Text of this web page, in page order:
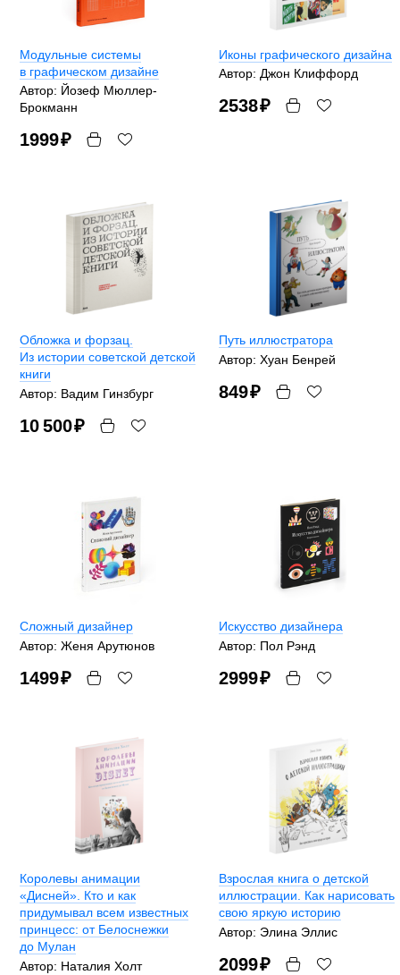
Модульные системы
в графическом дизайне
Автор: Йозеф Мюллер-
Брокманн
1999₽
Иконы графического дизайна
Автор: Джон Клиффорд
2538₽
Обложка и форзац.
Из истории советской детской
книги
Автор: Вадим Гинзбург
10 500₽
Путь иллюстратора
Автор: Хуан Бенрей
849₽
Сложный дизайнер
Автор: Женя Арутюнов
1499₽
Искусство дизайнера
Автор: Пол Рэнд
2999₽
Королевы анимации
«Дисней». Кто и как
придумывал всем известных
принцесс: от Белоснежки
до Мулан
Автор: Наталия Холт
Взрослая книга о детской
иллюстрации. Как нарисовать
свою яркую историю
Автор: Элина Эллис
2099₽